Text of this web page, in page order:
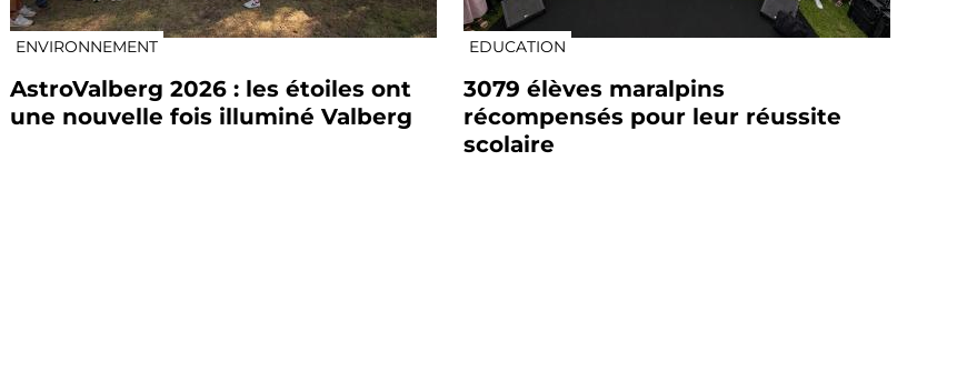
ENVIRONNEMENT
AstroValberg 2026 : les étoiles ont
une nouvelle fois illuminé Valberg
EDUCATION
3079 élèves maralpins
récompensés pour leur réussite
scolaire